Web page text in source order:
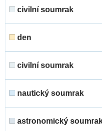
civilní soumrak
den
civilní soumrak
nautický soumrak
astronomický